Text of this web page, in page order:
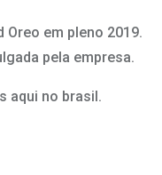
em pleno 2019.
pela empresa.
aqui no brasil.